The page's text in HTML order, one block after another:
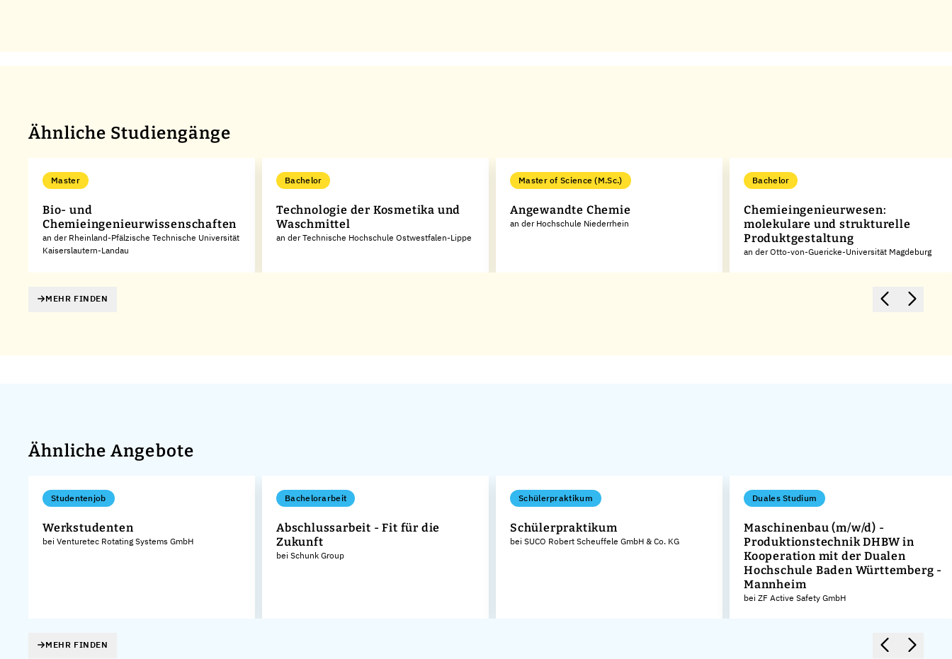
Ähnliche Studiengänge
Master
Bio- und
Chemieingenieurwissenschaften
an der Rheinland-Pfälzische Technische Universität
Kaiserslautern-Landau
Bachelor
Technologie der Kosmetika und
Waschmittel
an der Technische Hochschule Ostwestfalen-Lippe
Master of Science (M.Sc.)
Angewandte Chemie
an der Hochschule Niederrhein
Bachelor
Chemieingenieurwesen:
molekulare und strukturelle
Produktgestaltung
an der Otto-von-Guericke-Universität Magdeburg
MEHR FINDEN
Ähnliche Angebote
Studentenjob
Werkstudenten
bei Venturetec Rotating Systems GmbH
Bachelorarbeit
Abschlussarbeit - Fit für die
Zukunft
bei Schunk Group
Schülerpraktikum
Schülerpraktikum
bei SUCO Robert Scheuffele GmbH & Co. KG
Duales Studium
Maschinenbau (m/w/d) -
Produktionstechnik DHBW in
Kooperation mit der Dualen
Hochschule Baden Württemberg -
Mannheim
bei ZF Active Safety GmbH
MEHR FINDEN